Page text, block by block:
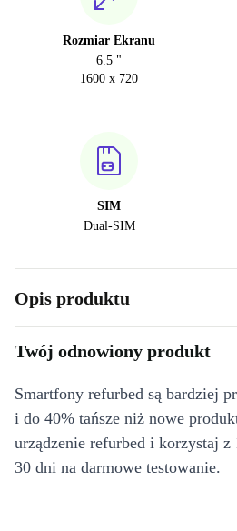
Rozmiar Ekranu
6.5 "
1600 x 720
SIM
Dual-SIM
Opis produktu
Twój odnowiony produkt
Smartfony refurbed są bardziej
i do 40% tańsze niż nowe
urządzenie refurbed i korzystaj
30 dni na darmowe testowanie.